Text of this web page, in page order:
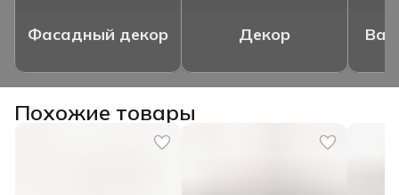
Фасадный декор Декор
Похожие товары